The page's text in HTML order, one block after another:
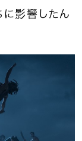
影響したん